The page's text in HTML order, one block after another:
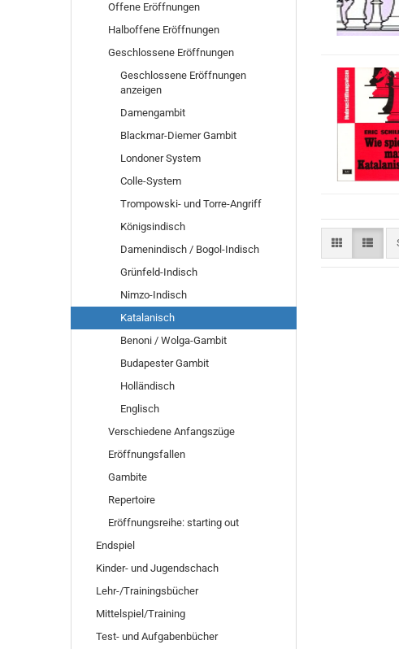
Offene Eröffnungen
Halboffene Eröffnungen
Geschlossene Eröffnungen
Geschlossene Eröffnungen
anzeigen
Damengambit
Blackmar-Diemer Gambit
Londoner System
Colle-System
Trompowski- und Torre-Angriff
Königsindisch
Damenindisch / Bogol-Indisch
Grünfeld-Indisch
Nimzo-Indisch
Katalanisch
Benoni / Wolga-Gambit
Budapester Gambit
Holländisch
Englisch
Verschiedene Anfangszüge
Eröffnungsfallen
Gambite
Repertoire
Eröffnungsreihe: starting out
Endspiel
Kinder- und Jugendschach
Lehr-/Trainingsbücher
Mittelspiel/Training
Test- und Aufgabenbücher